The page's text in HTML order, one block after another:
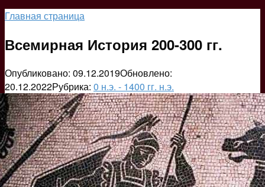
Главная страница
Всемирная История 200-300 гг.
Опубликовано: 09.12.2019Обновлено:
20.12.2022Рубрика: 0 н.э. - 1400 гг. н.э.